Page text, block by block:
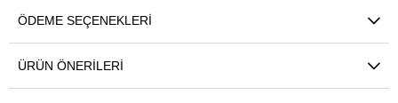
ÖDEME SEÇENEKLERI
ÜRÜN ÖNERILERI